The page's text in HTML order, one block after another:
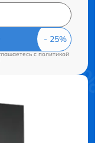
cполитикой